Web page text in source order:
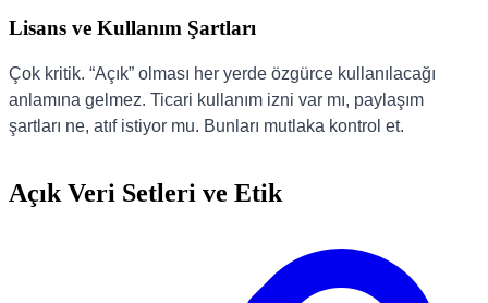
Lisans ve Kullanım Şartları
Çok kritik. “Açık” olması her yerde özgürce kullanılacağı
anlamına gelmez. Ticari kullanım izni var mı, paylaşım
şartları ne, atıf istiyor mu. Bunları mutlaka kontrol et.
Açık Veri Setleri ve Etik